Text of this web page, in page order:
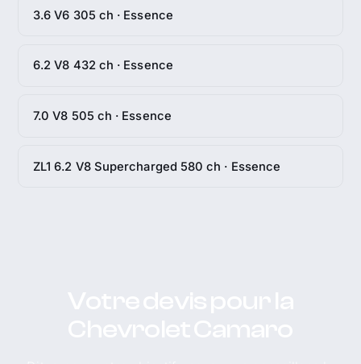
3.6 V6 305 ch · Essence
6.2 V8 432 ch · Essence
7.0 V8 505 ch · Essence
ZL1 6.2 V8 Supercharged 580 ch · Essence